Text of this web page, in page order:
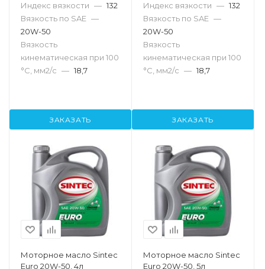
Индекс вязкости — 132
Вязкость по SAE —
20W-50
Вязкость
кинематическая при 100
°С, мм2/с — 18,7
ЗАКАЗАТЬ
Индекс вязкости — 132
Вязкость по SAE —
20W-50
Вязкость
кинематическая при 100
°С, мм2/с — 18,7
ЗАКАЗАТЬ
Моторное масло Sintec
Euro 20W-50, 4л
Моторное масло Sintec
Euro 20W-50, 5л